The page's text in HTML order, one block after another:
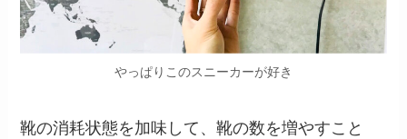
やっぱりこのスニーカーが好き
靴の消耗状態を加味して、靴の数を増やすこと